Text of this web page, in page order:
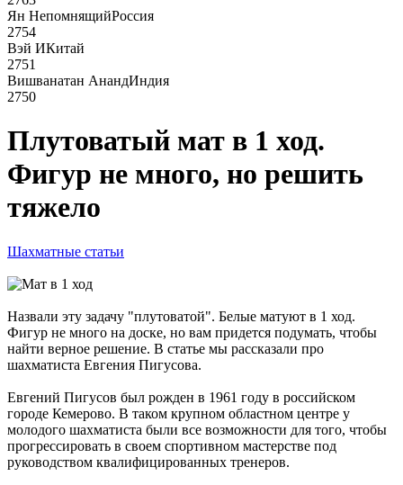
Ян НепомнящийРоссия
2754
Вэй ИКитай
2751
Вишванатан АнандИндия
2750
Плутоватый мат в 1 ход.
Фигур не много, но решить
тяжело
Шахматные статьи
Назвали эту задачу "плутоватой". Белые матуют в 1 ход.
Фигур не много на доске, но вам придется подумать, чтобы
найти верное решение. В статье мы рассказали про
шахматиста Евгения Пигусова.
Евгений Пигусов был рожден в 1961 году в российском
городе Кемерово. В таком крупном областном центре у
молодого шахматиста были все возможности для того, чтобы
прогрессировать в своем спортивном мастерстве под
руководством квалифицированных тренеров.